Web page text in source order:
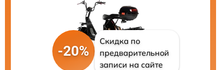
-20%
Скидка по
предварительной
записи на сайте